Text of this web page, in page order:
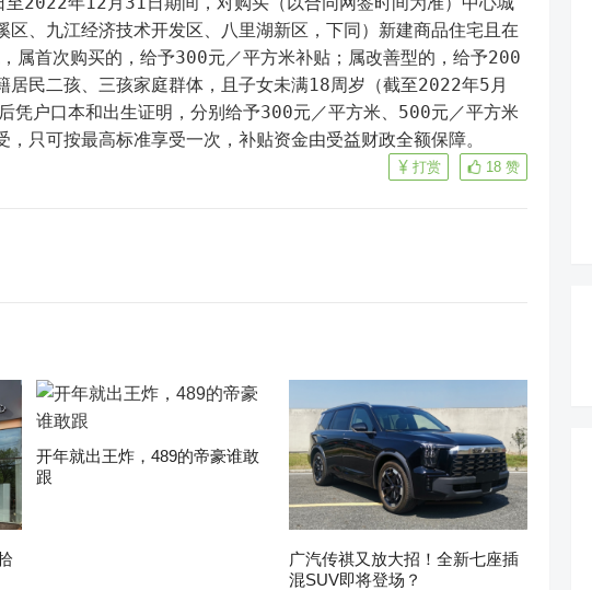
区、九江经济技术开发区、八里湖新区，下同）新建商品住宅且在
属首次购买的，给予300元／平方米补贴；属改善型的，给予200
居民二孩、三孩家庭群体，且子女未满18周岁（截至2022年5月
凭户口本和出生证明，分别给予300元／平方米、500元／平方米
只可按最高标准享受一次，补贴资金由受益财政全额保障。
18 赞
打赏
开年就出王炸，489的帝豪谁敢
跟
广汽传祺又放大招！全新七座插
混SUV即将登场？